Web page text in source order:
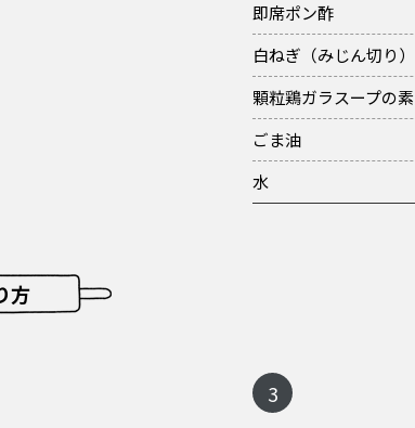
即席ポン酢
白ねぎ（みじん切り）
顆粒鶏ガラスープの素
ごま油
水
方
3